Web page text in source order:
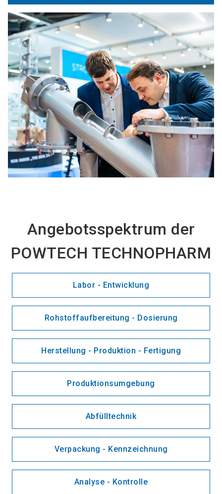
Angebotsspektrum der
POWTECH TECHNOPHARM
Labor - Entwicklung
Rohstoffaufbereitung - Dosierung
Herstellung - Produktion - Fertigung
Produktionsumgebung
Abfülltechnik
Verpackung - Kennzeichnung
Analyse - Kontrolle